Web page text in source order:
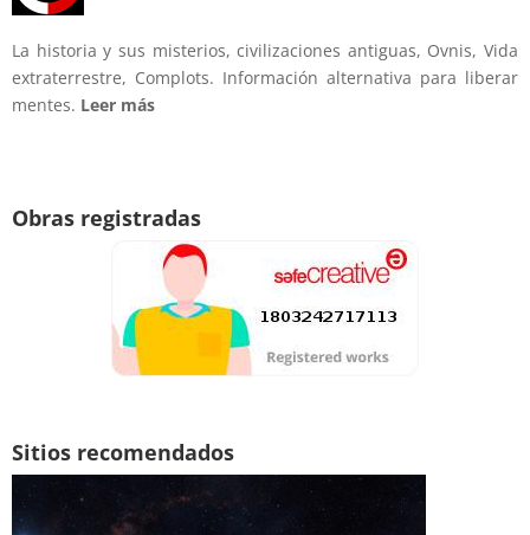
La historia y sus misterios, civilizaciones antiguas, Ovnis, Vida
extraterrestre, Complots. Información alternativa para liberar
mentes. Leer más
Obras registradas
Sitios recomendados